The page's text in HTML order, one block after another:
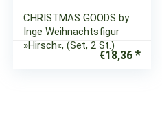
CHRISTMAS GOODS by
Inge Weihnachtsfigur
»Hirsch«, (Set, 2 St.)
€18,36